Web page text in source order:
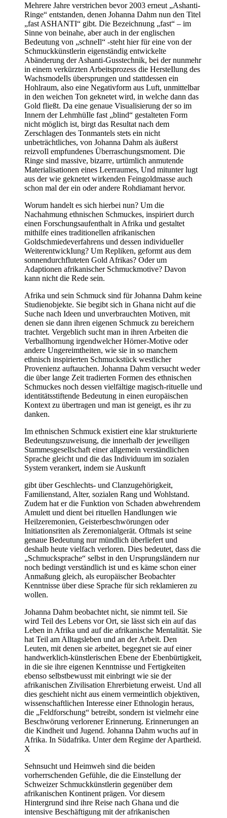
Mehrere Jahre verstrichen bevor 2003 erneut „Ashanti-
Ringe“ entstanden, denen Johanna Dahm nun den Titel
„fast ASHANTI“ gibt. Die Bezeichnung „fast“ – im
Sinne von beinahe, aber auch in der englischen
Bedeutung von „schneIl“ -steht hier für eine von der
Schmuckkünstlerin eigenständig entwickelte
Abänderung der Ashanti-Gusstechnik, bei der nunmehr
in einem verkürzten Arbeitsprozess die HersteIlung des
WachsmodeIls übersprungen und stattdessen ein
Hohlraum, also eine Negativform aus Luft, unmittelbar
in den weichen Ton geknetet wird, in welche dann das
Gold fließt. Da eine genaue Visualisierung der so im
Innern der LehmhüIle fast „blind“ gestalteten Form
nicht möglich ist, birgt das Resultat nach dem
Zerschlagen des Tonmantels stets ein nicht
unbeträchtliches, von Johanna Dahm als äußerst
reizvoIl empfundenes Überraschungsmoment. Die
Ringe sind massive, bizarre, urtümlich anmutende
Materialisationen eines Leerraumes, Und mitunter lugt
aus der wie geknetet wirkenden Feingoldmasse auch
schon mal der ein oder andere Rohdiamant hervor.
Worum handelt es sich hierbei nun? Um die
Nachahmung ethnischen Schmuckes, inspiriert durch
einen Forschungsaufenthalt in Afrika und gestaltet
mithilfe eines traditionellen afrikanischen
Goldschmiedeverfahrens und dessen individueller
WeiterentwickIung? Um Repliken, geformt aus dem
sonnendurchfluteten Gold Afrikas? Oder um
Adaptionen afrikanischer Schmuckmotive? Davon
kann nicht die Rede sein.
Afrika und sein Schmuck sind für Johanna Dahm keine
Studienobjekte. Sie begibt sich in Ghana nicht auf die
Suche nach Ideen und unverbrauchten Motiven, mit
denen sie dann ihren eigenen Schmuck zu bereichern
trachtet. Vergeblich sucht man in ihren Arbeiten die
Verballhornung irgendwelcher Hörner-Motive oder
andere Ungereimtheiten, wie sie in so manchem
ethnisch inspirierten Schmuckstück westlicher
Provenienz auftauchen. Johanna Dahm versucht weder
die über lange Zeit tradierten Formen des ethnischen
Schmuckes noch dessen vielfältige magisch-rituelle und
identitätsstiftende Bedeutung in einen europäischen
Kontext zu übertragen und man ist geneigt, es ihr zu
danken.
Im ethnischen Schmuck existiert eine klar strukturierte
Bedeutungszuweisung, die innerhalb der jeweiligen
Stammesgesellschaft einer allgemein verständlichen
Sprache gleicht und die das Individuum im sozialen
System verankert, indem sie Auskunft
gibt über Geschlechts- und Clanzugehörigkeit,
Familienstand, Alter, sozialen Rang und Wohlstand.
Zudem hat er die Funktion von Schaden abwehrendem
Amulett und dient bei rituellen Handlungen wie
Heilzeremonien, Geisterbeschwörungen oder
Initiationsriten als Zeremonialgerät. Oftmals ist seine
genaue Bedeutung nur mündlich überliefert und
deshalb heute vielfach verloren. Dies bedeutet, dass die
„Schmucksprache“ selbst in den Ursprungsländern nur
noch bedingt verständlich ist und es käme schon einer
Anmaßung gleich, als europäischer Beobachter
Kenntnisse über diese Sprache für sich reklamieren zu
wollen.
Johanna Dahm beobachtet nicht, sie nimmt teil. Sie
wird Teil des Lebens vor Ort, sie lässt sich ein auf das
Leben in Afrika und auf die afrikanische Mentalität. Sie
hat Teil am Alltagsleben und an der Arbeit. Den
Leuten, mit denen sie arbeitet, begegnet sie auf einer
handwerklich-künstlerischen Ebene der Ebenbürtigkeit,
in die sie ihre eigenen Kenntnisse und Fertigkeiten
ebenso selbstbewusst mit einbringt wie sie der
afrikanischen Zivilisation Ehrerbietung erweist. Und all
dies geschieht nicht aus einem vermeintlich objektiven,
wissenschaftlichen Interesse einer Ethnologin heraus,
die „Feldforschung“ betreibt, sondern ist vielmehr eine
Beschwörung verlorener Erinnerung. Erinnerungen an
die Kindheit und Jugend. Johanna Dahm wuchs auf in
Afrika. In Südafrika. Unter dem Regime der Apartheid.
X
Sehnsucht und Heimweh sind die beiden
vorherrschenden Gefühle, die die Einstellung der
Schweizer Schmuckkünstlerin gegenüber dem
afrikanischen Kontinent prägen. Vor diesem
Hintergrund sind ihre Reise nach Ghana und die
intensive Beschäftigung mit der afrikanischen